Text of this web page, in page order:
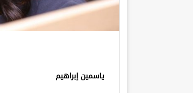
ياسمين إبراهيم